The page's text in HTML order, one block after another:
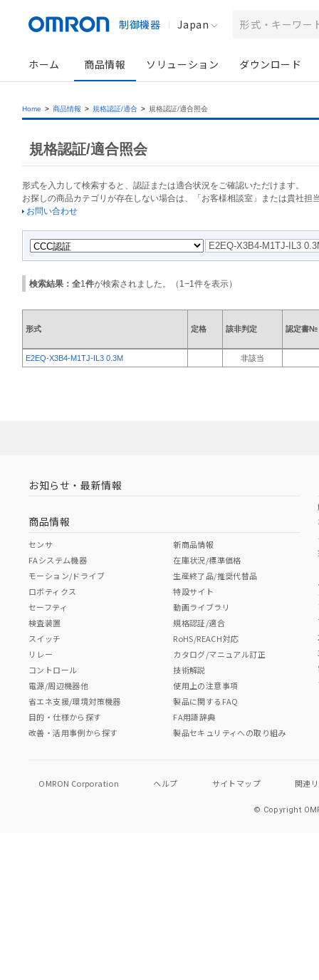
制御機器 Japan
ホーム 商品情報 ソリューション ダウンロード
Home > 商品情報 > 規格認証/適合 > 規格認証/適合照会
規格認証/適合照会
形式を入力して検索すると、認証または適合状況をご確認いただけます。
お探しの商品カテゴリが存在しない場合は、「お客様相談室」または貴社担
お問い合わせ
検索結果：全1 件が検索されました。（ 1 −1 件を表示）
形式 定格 該非判定 認定書№
E2EQ-X3B4-M1TJ-IL3 0.3M 非該当
お知らせ・最新情報
商品情報
センサ
FAシステム機器
モーション/ドライブ
ロボティクス
セーフティ
検査装置
スイッチ
リレー
コントロール
電源/周辺機器他
省エネ支援/環境対策機器
目的・仕様から探す
改善・活用事例から探す
新商品情報
在庫状況/標準価格
生産終了品/推奨代替品
特設サイト
動画ライブラリ
規格認証/適合
RoHS/REACH対応
カタログ/マニュアル訂正
技術解説
使用上の注意事項
製品に関するFAQ
FA用語辞典
製品セキュリティへの取り組み
OMRON Corporation ヘルプ サイトマップ 関連
© Copyright